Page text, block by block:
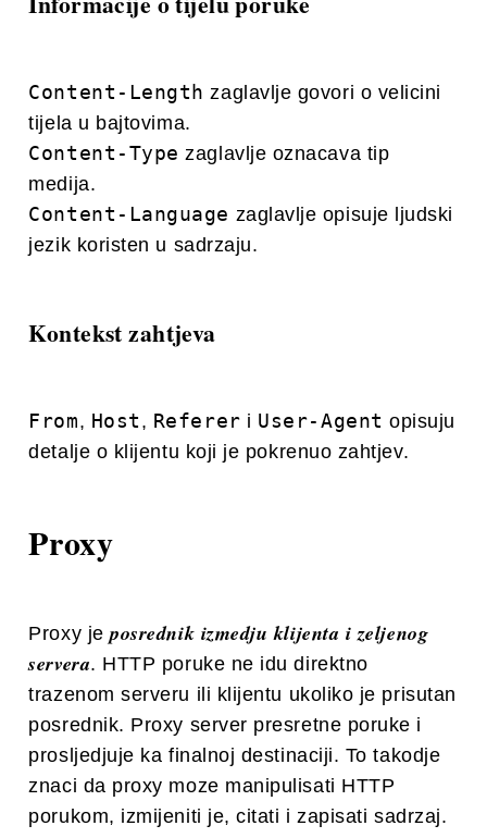
Content-Length zaglavlje govori o velicini
tijela u bajtovima.
Content-Type zaglavlje oznacava tip
medija.
Content-Language zaglavlje opisuje ljudski
jezik koristen u sadrzaju.
Kontekst zahtjeva
From, Host , Referer i User-Agent opisuju
detalje o klijentu koji je pokrenuo zahtjev.
Proxy
Proxy jeposrednik izmedju klijenta i zeljenog
servera. HTTP poruke ne idu direktno
trazenom serveru ili klijentu ukoliko je prisutan
posrednik. Proxy server presretne poruke i
prosljedjuje ka finalnoj destinaciji. To takodje
znaci da proxy moze manipulisati HTTP
porukom, izmijeniti je, citati i zapisati sadrzaj.